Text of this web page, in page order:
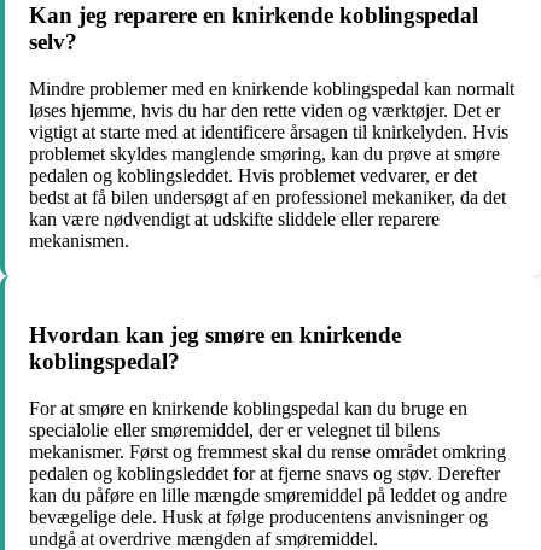
Kan jeg reparere en knirkende koblingspedal
selv?
Mindre problemer med en knirkende koblingspedal kan normalt
løses hjemme, hvis du har den rette viden og værktøjer. Det er
vigtigt at starte med at identificere årsagen til knirkelyden. Hvis
problemet skyldes manglende smøring, kan du prøve at smøre
pedalen og koblingsleddet. Hvis problemet vedvarer, er det
bedst at få bilen undersøgt af en professionel mekaniker, da det
kan være nødvendigt at udskifte sliddele eller reparere
mekanismen.
Hvordan kan jeg smøre en knirkende
koblingspedal?
For at smøre en knirkende koblingspedal kan du bruge en
specialolie eller smøremiddel, der er velegnet til bilens
mekanismer. Først og fremmest skal du rense området omkring
pedalen og koblingsleddet for at fjerne snavs og støv. Derefter
kan du påføre en lille mængde smøremiddel på leddet og andre
bevægelige dele. Husk at følge producentens anvisninger og
undgå at overdrive mængden af smøremiddel.